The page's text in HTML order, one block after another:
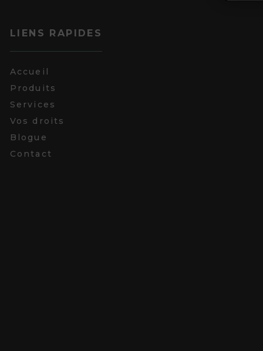
LIENS RAPIDES
Accueil
Produits
Services
Vos droits
Blogue
Contact